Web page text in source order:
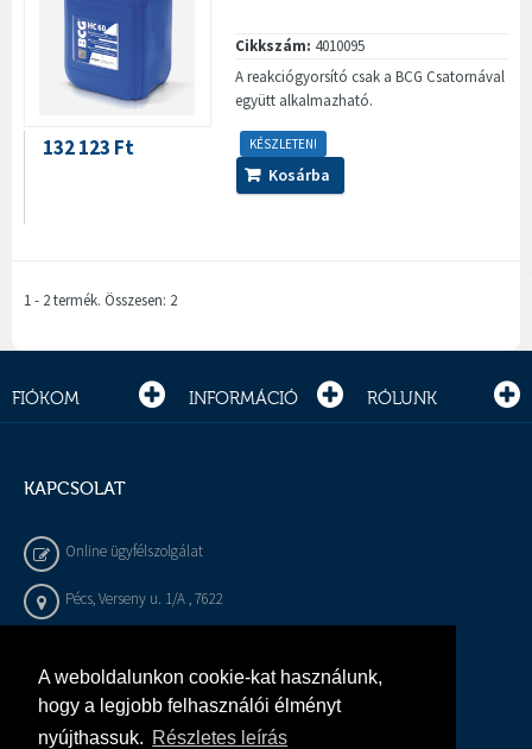
A weboldalunkon cookie-kat használunk,
hogy a legjobb felhasználói élményt
nyújthassuk. Részletes leírás
Cikkszám: 4010095
A reakciógyorsító csak a BCG Csatornával
együtt alkalmazható.
KÉSZLETEN!
132 123 Ft
Kosárba
1 - 2 termék. Összesen: 2
FIÓKOM INFORMÁCIÓ RÓLUNK
KAPCSOLAT
Online ügyfélszolgálat
Pécs, Verseny u. 1/A , 7622
info@gepeszbolt.hu